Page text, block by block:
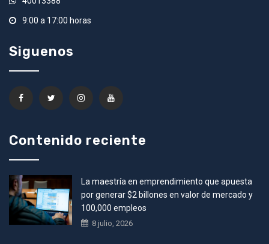
9:00 a 17:00 horas
Siguenos
Contenido reciente
La maestría en emprendimiento que apuesta
por generar $2 billones en valor de mercado y
100,000 empleos
8 julio, 2026